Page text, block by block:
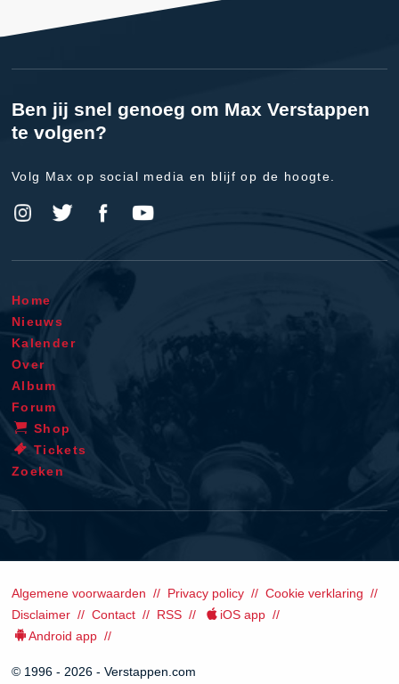
Ben jij snel genoeg om Max Verstappen
te volgen?
Volg Max op social media en blijf op de hoogte.
Home
Nieuws
Kalender
Over
Album
Forum
Shop
Tickets
Zoeken
Algemene voorwaarden Privacy policy
Cookie verklaring
Disclaimer
Contact RSS
iOS app
Android app
© 1996 - 2026 - Verstappen.com